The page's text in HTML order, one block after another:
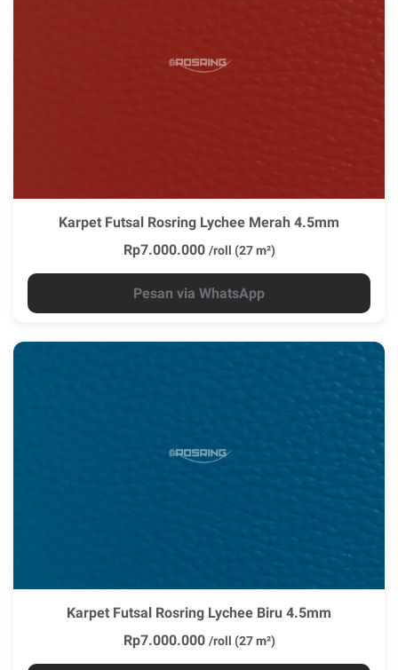
Karpet Futsal Rosring Lychee Merah 4.5mm
Rp7.000.000 /roll (27 m²)
Pesan via WhatsApp
Karpet Futsal Rosring Lychee Biru 4.5mm
Rp7.000.000 /roll (27 m²)